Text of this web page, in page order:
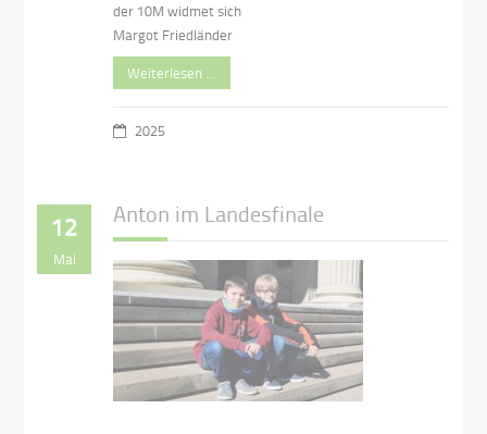
der 10M widmet sich
Margot Friedländer
Weiterlesen …
2025
12
Mai
Anton im Landesfinale